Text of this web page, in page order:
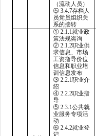
（流动人员）
⑤ 3.4.7存档人
员党员组织关
系的接转
① 2.1.1就业政
策法规咨询
② 2.1.2职业供
求信息、市场
工资指导价位
信息和职业培
训信息发布
③ 2.2.1职业介
绍
④ 2.2.2职业指
导
⑤ 2.3.1公共就
业服务专项活
动
⑥ 2.4.2就业登
记